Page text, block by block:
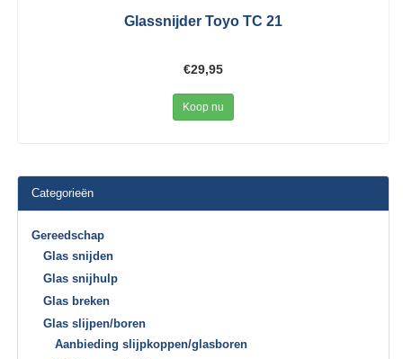
Glassnijder Toyo TC 21
€29,95
Koop nu
Categorieën
Gereedschap
Glas snijden
Glas snijhulp
Glas breken
Glas slijpen/boren
Aanbieding slijpkoppen/glasboren